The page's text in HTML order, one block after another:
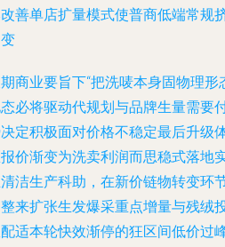
善单店扩量模式使普商低端常规
商业要旨下“把洗唛本身固物理
必将驱动代规划与品牌生量需要
定积极面对价格不稳定最后升级
价渐变为洗卖利润而思稳式落地
洁生产科助，在新价链物转变环
来扩张生发爆采重点增量与残绒
适本轮快效渐停的狂区间低价过